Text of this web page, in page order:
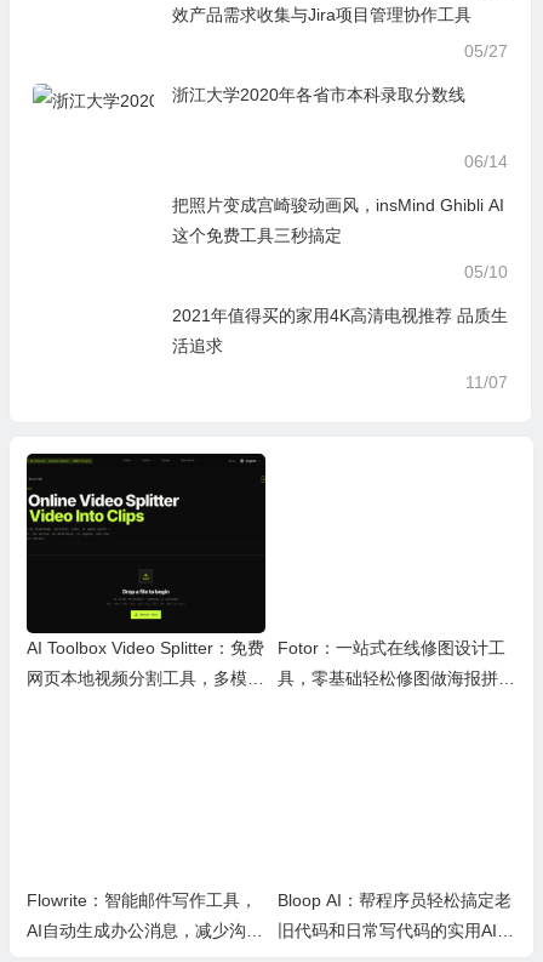
效产品需求收集与Jira项目管理协作工具
05/27
浙江大学2020年各省市本科录取分数线
06/14
把照片变成宫崎骏动画风，insMind Ghibli AI
这个免费工具三秒搞定
05/10
2021年值得买的家用4K高清电视推荐 品质生
活追求
11/07
AI Toolbox Video Splitter：免费
网页本地视频分割工具，多模式
Fotor：一站式在线修图设计工
具，零基础轻松修图做海报拼图
Flowrite：智能邮件写作工具，
AI自动生成办公消息，减少沟通
Bloop AI：帮程序员轻松搞定老
旧代码和日常写代码的实用AI小